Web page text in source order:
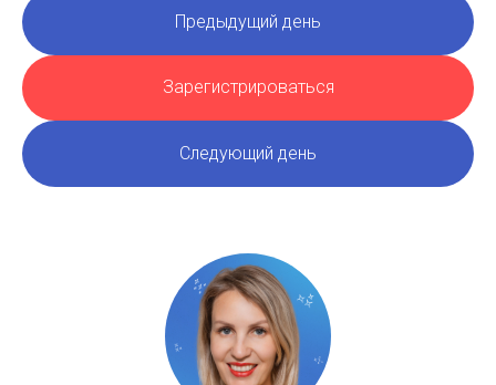
Предыдущий день
Зарегистрироваться
Следующий день